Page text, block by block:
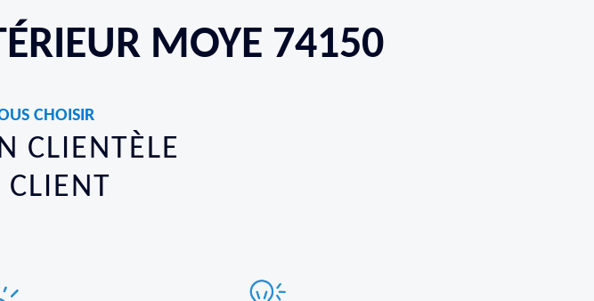
MOYE 74150
CHOISIR
CLIENTÈLE
CLIENT